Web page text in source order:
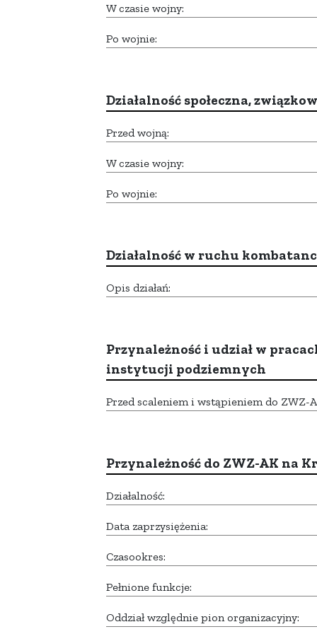
W czasie wojny:
Po wojnie:
Działalność społeczna,
Przed wojną:
W czasie wojny:
Po wojnie:
Działalność w ruchu
Opis działań:
Przynależność i udział w
instytucji podziemnych
Przed scaleniem i wstąpieniem do ZWZ-
Przynależność do ZWZ-AK na
Działalność:
Data zaprzysiężenia:
Czasookres:
Pełnione funkcje:
Oddział względnie pion organizacyjny: